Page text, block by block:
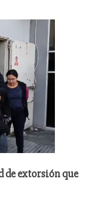
de extorsión que